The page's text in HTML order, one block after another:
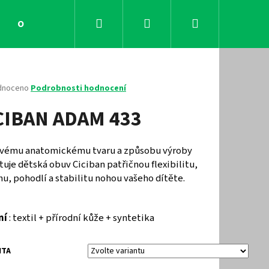
Obchodní podmínky KontaktyPřihlášení
Podrobnosti hodnocení
ADAM 433
anatomickému tvaru a způsobu výroby
dětská obuv Ciciban patřičnou flexibilitu,
pohodlí a stabilitu nohou vašeho dítěte.
: textil + přírodní kůže + syntetika